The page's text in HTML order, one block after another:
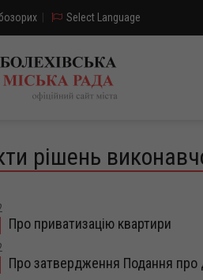
Select Language
рішень
Про приватизацію квартири
Про затвердження Подання про